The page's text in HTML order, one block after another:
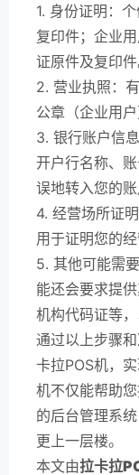
1. 身份证明：
复印件；企业
证原件及复印件
2. 营业执照：
公章（企业用
3. 银行账户信
开户行名称、
误地转入您的账
4. 经营场所证
用于证明您的经
5. 其他可能需
能还会要求提
机构代码证等
通过以上步骤
卡拉POS机，
机不仅能帮助
的后台管理系
更上一层楼。
本文由拉卡拉